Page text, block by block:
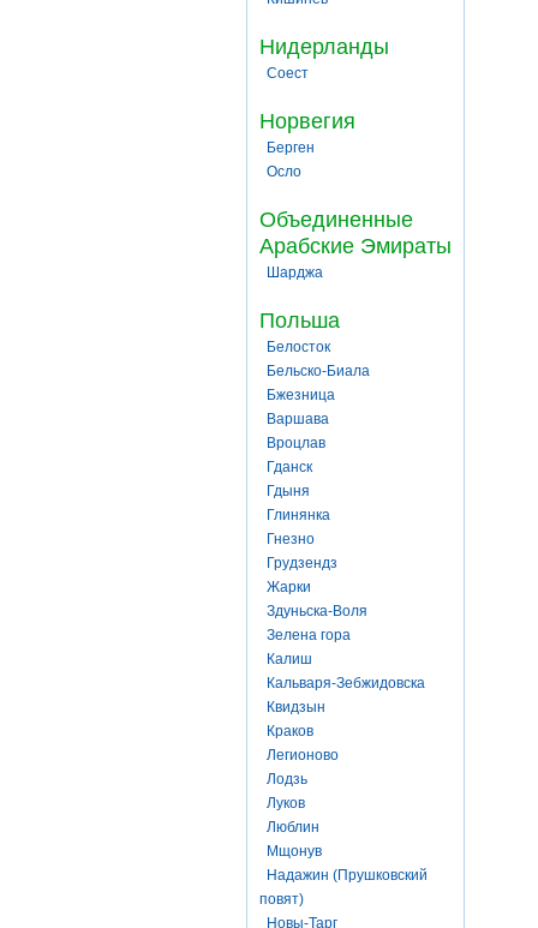
Нидерланды
Соест
Норвегия
Берген
Осло
Объединенные
Арабские Эмираты
Шарджа
Польша
Белосток
Бельско-Биала
Бжезница
Варшава
Вроцлав
Гданск
Гдыня
Глинянка
Гнезно
Грудзендз
Жарки
Здуньска-Воля
Зелена гора
Калиш
Кальваря-Зебжидовска
Квидзын
Краков
Легионово
Лодзь
Луков
Люблин
Мщонув
Надажин (Прушковский
повят)
Новы-Тарг